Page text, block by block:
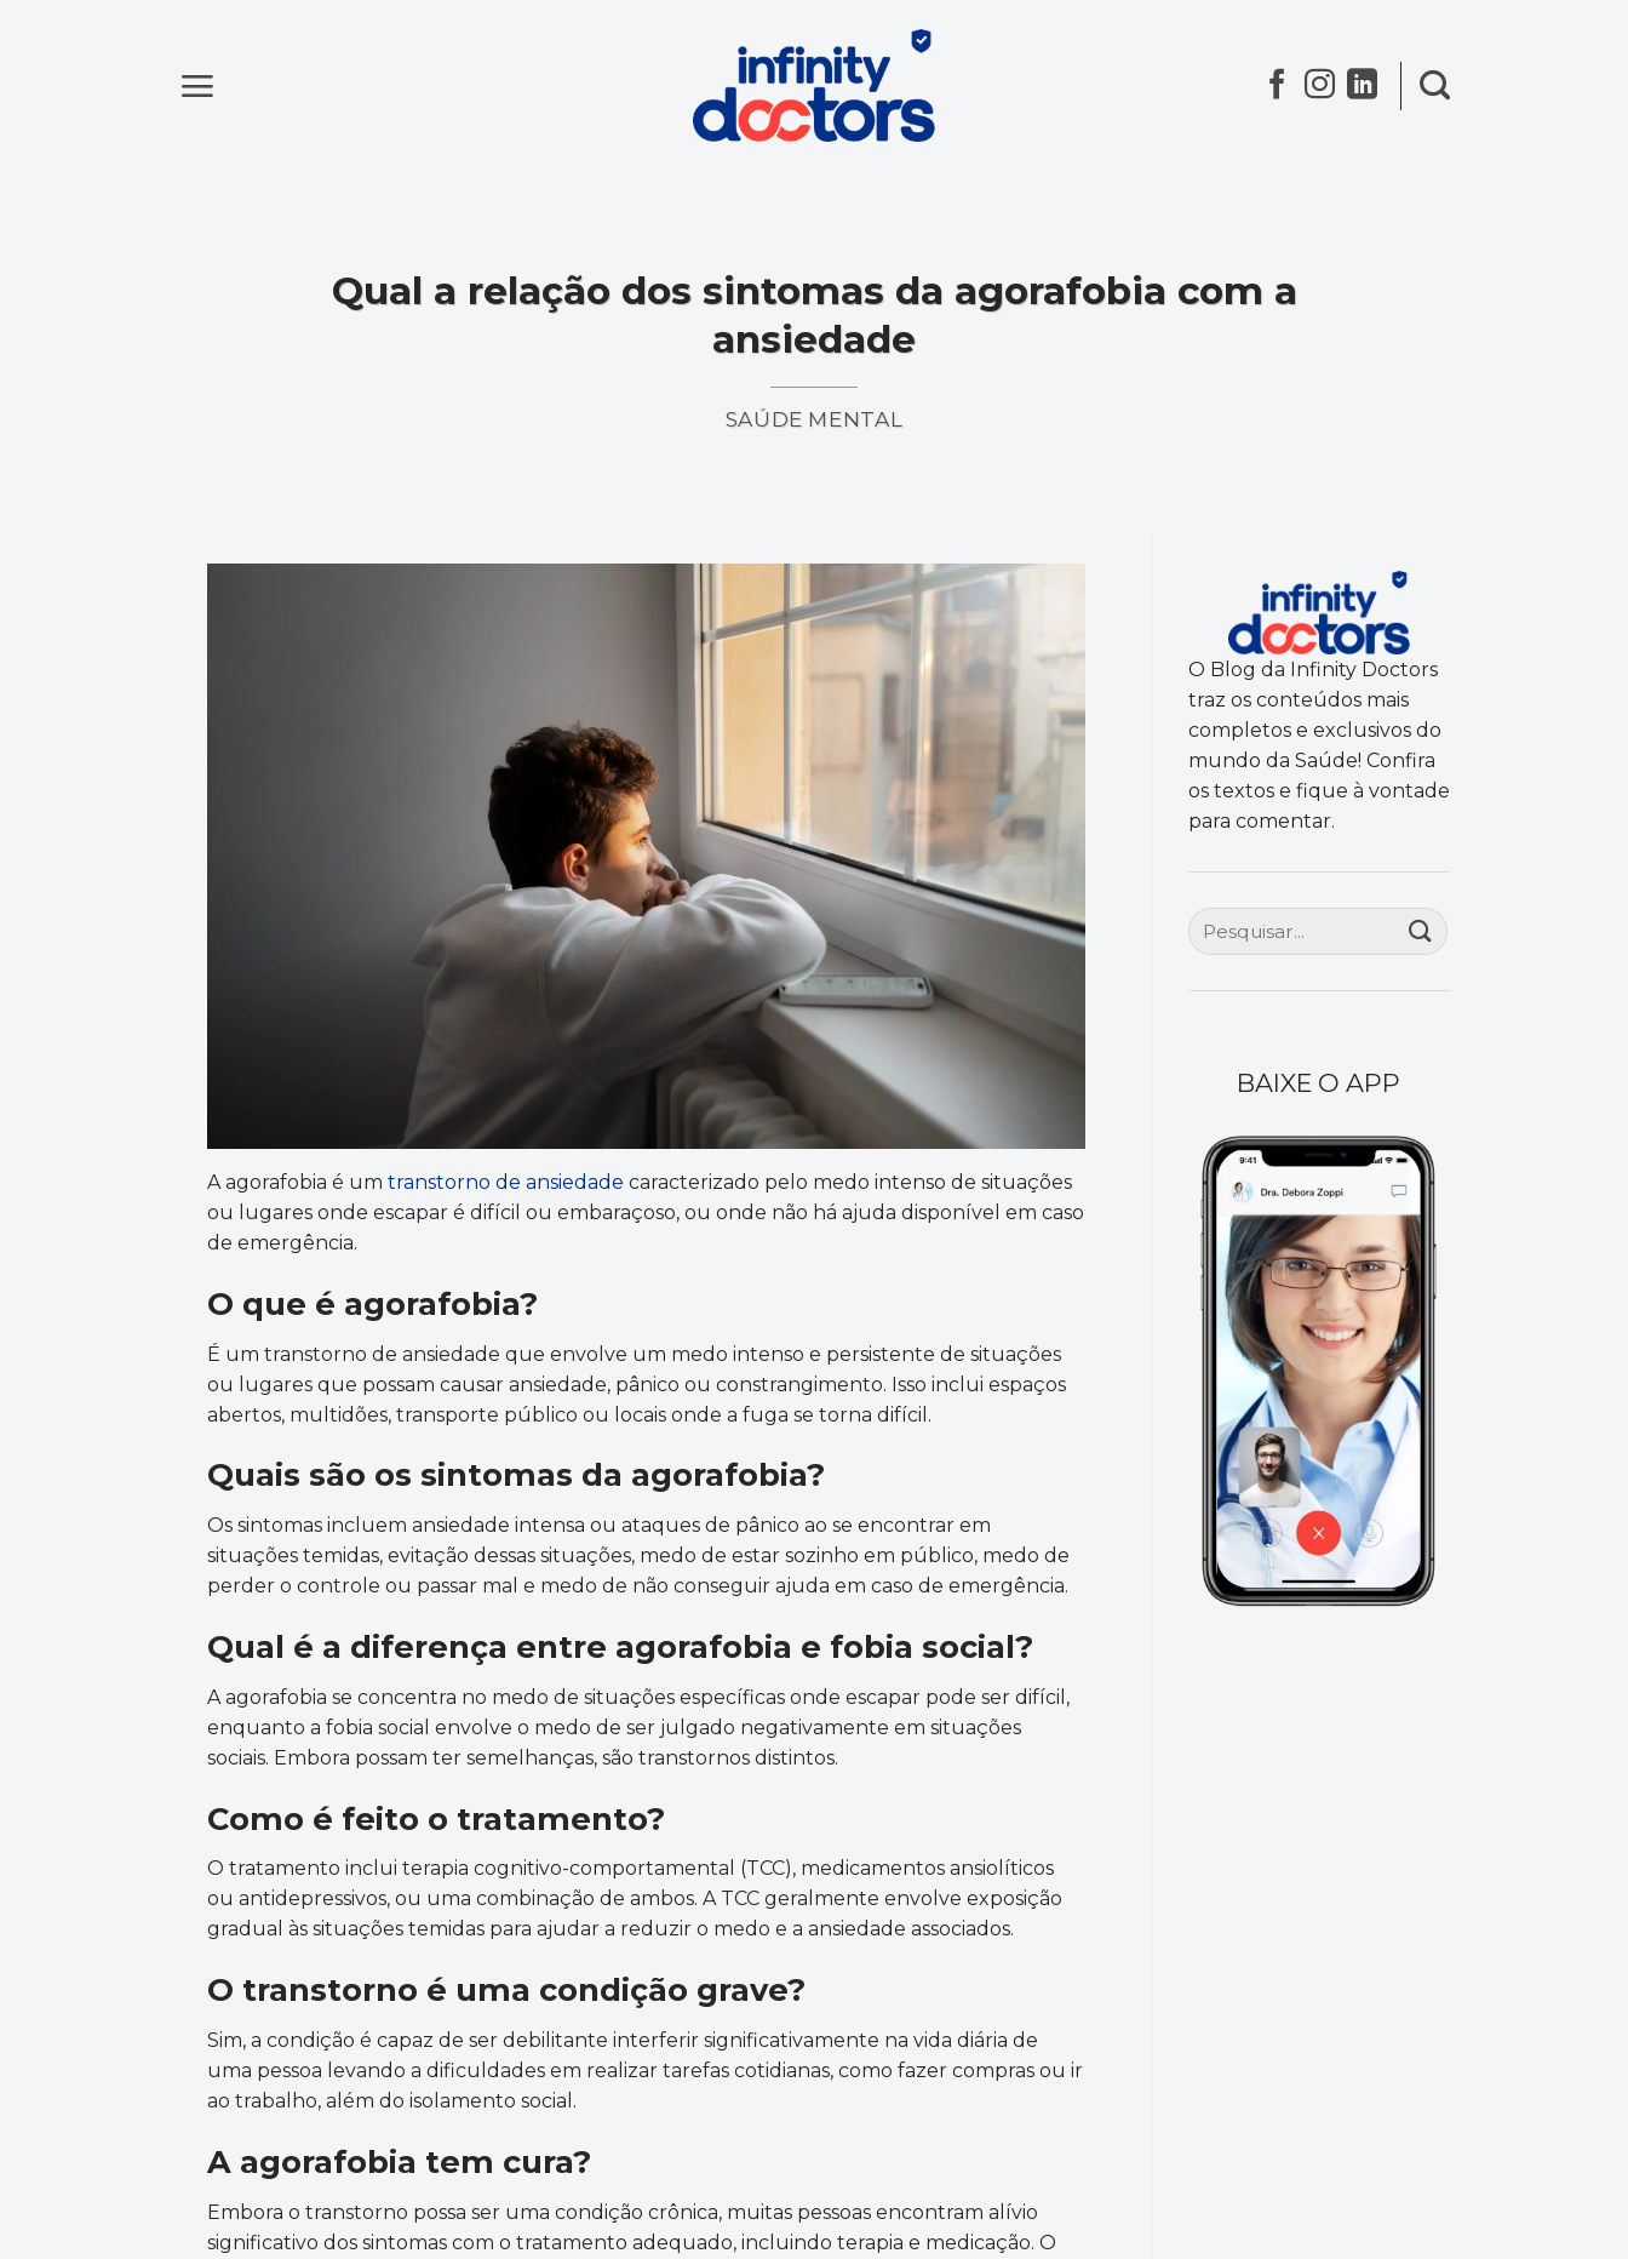
Qual a relação dos sintomas da agorafobia com a
ansiedade
SAÚDE MENTAL
A agorafobia é um transtorno de ansiedade caracterizado pelo medo intenso de situações
ou lugares onde escapar é difícil ou embaraçoso, ou onde não há ajuda disponível em caso
de emergência.
O que é agorafobia?
É um transtorno de ansiedade que envolve um medo intenso e persistente de situações
ou lugares que possam causar ansiedade, pânico ou constrangimento. Isso inclui espaços
abertos, multidões, transporte público ou locais onde a fuga se torna difícil.
Quais são os sintomas da agorafobia?
Os sintomas incluem ansiedade intensa ou ataques de pânico ao se encontrar em
situações temidas, evitação dessas situações, medo de estar sozinho em público, medo de
perder o controle ou passar mal e medo de não conseguir ajuda em caso de emergência.
Qual é a diferença entre agorafobia e fobia social?
A agorafobia se concentra no medo de situações específicas onde escapar pode ser difícil,
enquanto a fobia social envolve o medo de ser julgado negativamente em situações
sociais. Embora possam ter semelhanças, são transtornos distintos.
Como é feito o tratamento?
O tratamento inclui terapia cognitivo-comportamental (TCC), medicamentos ansiolíticos
ou antidepressivos, ou uma combinação de ambos. A TCC geralmente envolve exposição
gradual às situações temidas para ajudar a reduzir o medo e a ansiedade associados.
O transtorno é uma condição grave?
Sim, a condição é capaz de ser debilitante interferir significativamente na vida diária de
uma pessoa levando a dificuldades em realizar tarefas cotidianas, como fazer compras ou ir
ao trabalho, além do isolamento social.
A agorafobia tem cura?
Embora o transtorno possa ser uma condição crônica, muitas pessoas encontram alívio
significativo dos sintomas com o tratamento adequado, incluindo terapia e medicação. O
O Blog da Infinity Doctors
traz os conteúdos mais
completos e exclusivos do
mundo da Saúde! Confira
os textos e fique à vontade
para comentar.
BAIXE O APP